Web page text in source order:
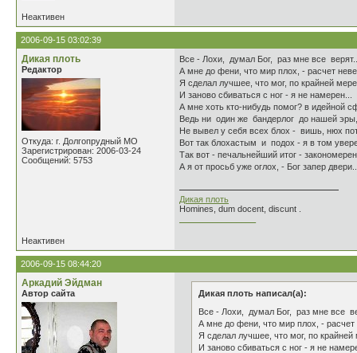
Неактивен
2006-09-15 03:02:39
Дикая плоть
Редактор
Откуда: г. Долгопрудный МО
Зарегистрирован: 2006-03-24
Сообщений: 5753
Все - Лохи, думал Бог, раз мне все верят...
А мне до фени, что мир плох, - расчет
Я сделал лучшее, что мог, по крайней мере,
И заново сбиваться с ног - я не намерен...
А мне хоть кто-нибудь помог? в идейной
Ведь ни один же бандерлог до нашей эры,
Не вывел у себя всех блох - вишь, нюх
Вот так блохастым и подох - я в том
Так вот - печальнейший итог -
А я от просьб уже оглох, - Бог запер двери...
Дикая плоть
Homines, dum docent, discunt .
Неактивен
2006-09-15 08:44:20
Аркадий Эйдман
Автор сайта
Дикая плоть написал(а):
Все - Лохи, думал Бог, раз мне все
А мне до фени, что мир плох, - расчет
Я сделал лучшее, что мог, по крайней
И заново сбиваться с ног - я не